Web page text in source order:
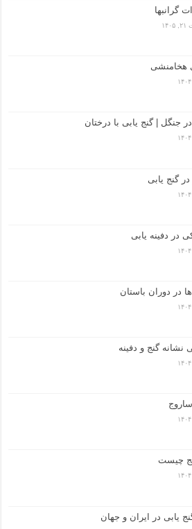
گرانبها
هخامنشی
جنگل | گنج یابی با درختان
گنج یابی
در دفینه یابی
در دوران باستان
نشانه گنج و دفینه
چیست
یابی در ایران و جهان